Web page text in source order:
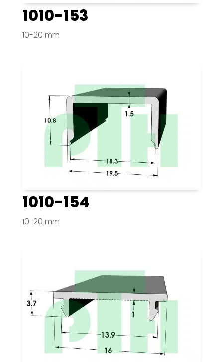
1010-153
10-20 mm
1010-154
10-20 mm